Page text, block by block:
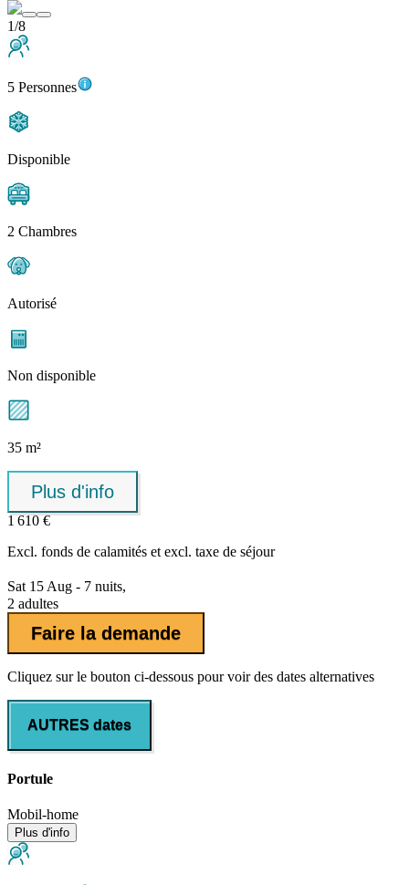
1/8
5 Personnes
Disponible
2 Chambres
Autorisé
Non disponible
35 m²
Plus d'info
1 610 €
Excl. fonds de calamités et excl. taxe de séjour
Sat 15 Aug - 7 nuits,
2 adultes
Faire la demande
Cliquez sur le bouton ci-dessous pour voir des dates alternatives
AUTRES dates
Portule
Mobil-home
Plus d'info